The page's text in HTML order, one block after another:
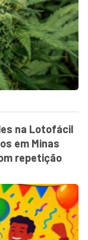
na Lotofácil
em Minas
repetição